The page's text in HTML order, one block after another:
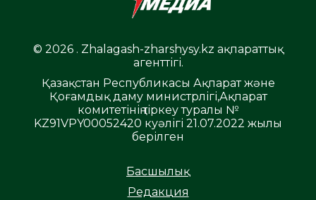
© 2026 . Zhalagash-zharshysy.kz ақпараттық
агенттігі.
Қазақстан Республикасы Ақпарат және
Қоғамдық даму министрлігі,Ақпарат
комитетінің тіркеу туралы №
KZ91VPY00052420 куәлігі 21.07.2022 жылы
берілген
Басшылық
Редакция